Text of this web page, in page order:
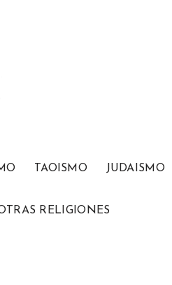
TAOISMO JUDAISMO
RELIGIONES